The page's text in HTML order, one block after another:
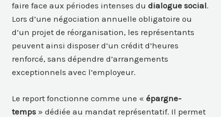
faire face aux périodes intenses dudialogue social.
Lors d’une négociation annuelle obligatoire ou
d’un projet de réorganisation, les représentants
peuvent ainsi disposer d’un crédit d’heures
renforcé, sans dépendre d’arrangements
exceptionnels avec l’employeur.
Le report fonctionne comme une «épargne-
temps » dédiée au mandat représentatif. Il permet